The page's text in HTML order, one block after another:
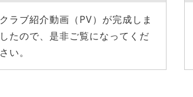
クラブ紹介動画（PV）が完成しま
したので、是非ご覧になってくだ
さい。